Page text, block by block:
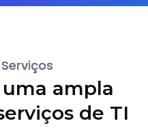
ampla
de TI